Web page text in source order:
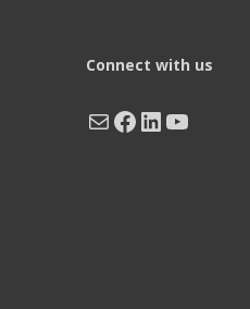
Connect with us
MailFacebook
LinkedIn